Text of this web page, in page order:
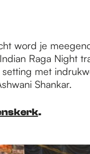
word je
Raga Night
met
Shankar.
.